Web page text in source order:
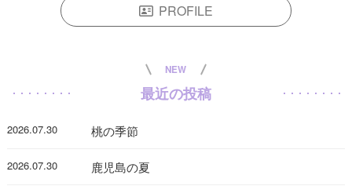
PROFILE
NEW
最近の投稿
2026.07.30 桃の季節
2026.07.30 鹿児島の夏